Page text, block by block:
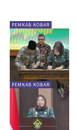
PEMKAB KOBAR
PEMKAB KOBAR